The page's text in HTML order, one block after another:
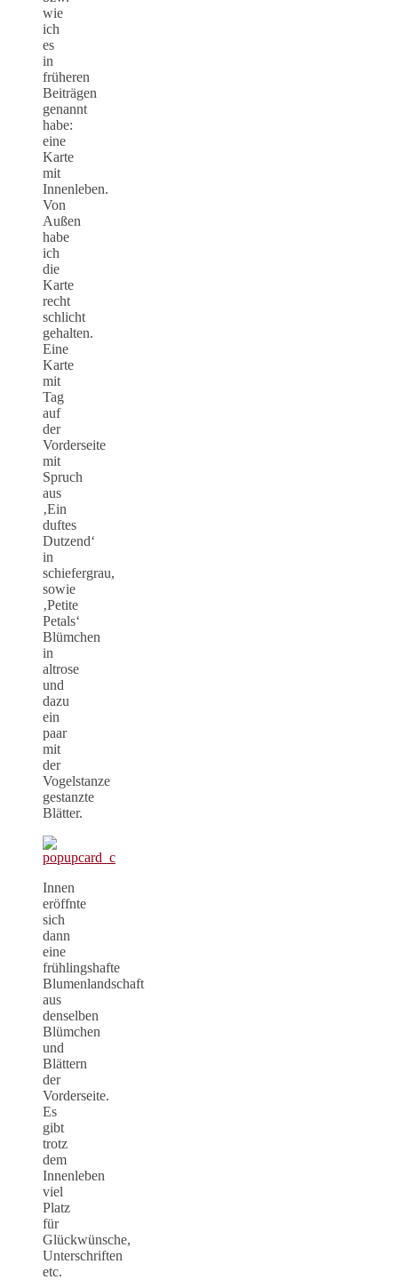
wie
ich
es
in
früheren
Beiträgen
genannt
habe:
eine
Karte
mit
Innenleben.
Von
Außen
habe
ich
die
Karte
recht
schlicht
gehalten.
Eine
Karte
mit
Tag
auf
der
Vorderseite
mit
Spruch
aus
‚Ein
duftes
Dutzend‘
in
schiefergrau,
sowie
‚Petite
Petals‘
Blümchen
in
altrose
und
dazu
ein
paar
mit
der
Vogelstanze
gestanzte
Blätter.
Innen
eröffnte
sich
dann
eine
frühlingshafte
Blumenlandschaft
aus
denselben
Blümchen
und
Blättern
der
Vorderseite.
Es
gibt
trotz
dem
Innenleben
viel
Platz
für
Glückwünsche,
Unterschriften
etc.